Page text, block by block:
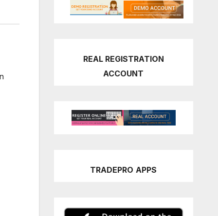
REAL REGISTRATION
ACCOUNT
TRADEPRO APPS